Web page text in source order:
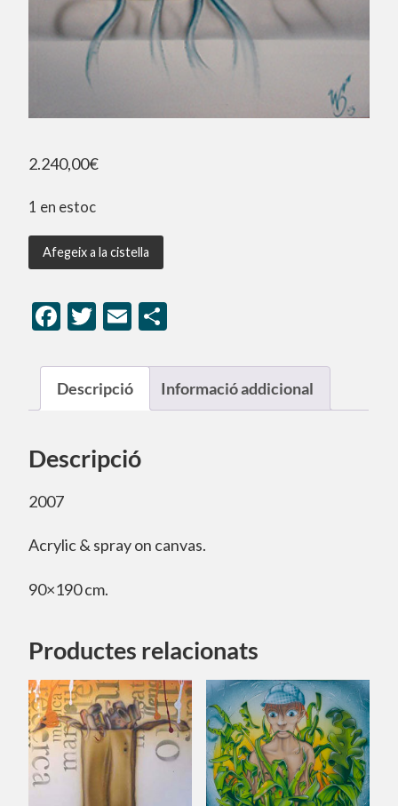
2.240,00€
1 en estoc
Afegeix a la cistella
Facebook
Twitter
Email
Descripció Informació addicional
Descripció
2007
Acrylic & spray on canvas.
90×190 cm.
Productes relacionats